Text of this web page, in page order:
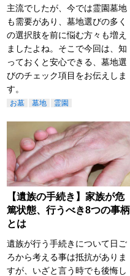
主流でしたが、今では霊園墓地
も需要があり、墓地選びの多く
の選択肢を前に悩む方々も増え
ましたよね。そこで今回は、知
っておくと安心できる、墓地選
びのチェック項目をお伝えしま
す。
お墓 墓地 霊園
【遺族の手続き】家族が危
篤状態、行うべき8つの事柄
とは
遺族が行う手続きについて日ご
ろから考える事は抵抗がありま
すが、いざと言う時でも後悔し